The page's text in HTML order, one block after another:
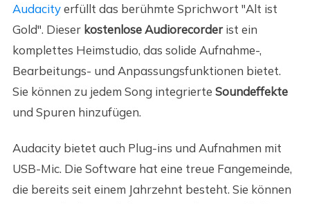
Audacityerfüllt das berühmte Sprichwort "Alt ist
Gold". Dieser kostenlose Audiorecorderist ein
komplettes Heimstudio, das solide Aufnahme-,
Bearbeitungs- und Anpassungsfunktionen bietet.
Sie können zu jedem Song integrierte Soundeffekte
und Spuren hinzufügen.
Audacity bietet auch Plug-ins und Aufnahmen mit
USB-Mic. Die Software hat eine treue Fangemeinde,
die bereits seit einem Jahrzehnt besteht. Sie können